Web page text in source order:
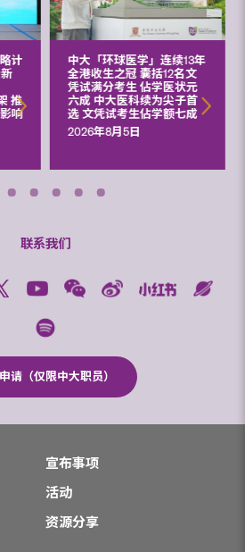
计
推
响
中大「环球医学」连续13年
全港收生之冠 囊括12名文
凭试满分考生 佔学医状元
六成 中大医科续为尖子首
选 文凭试考生佔学额七成
2026年8月5日
联系我们
请（仅限中大职员）
宣布事项
活动
资源分享